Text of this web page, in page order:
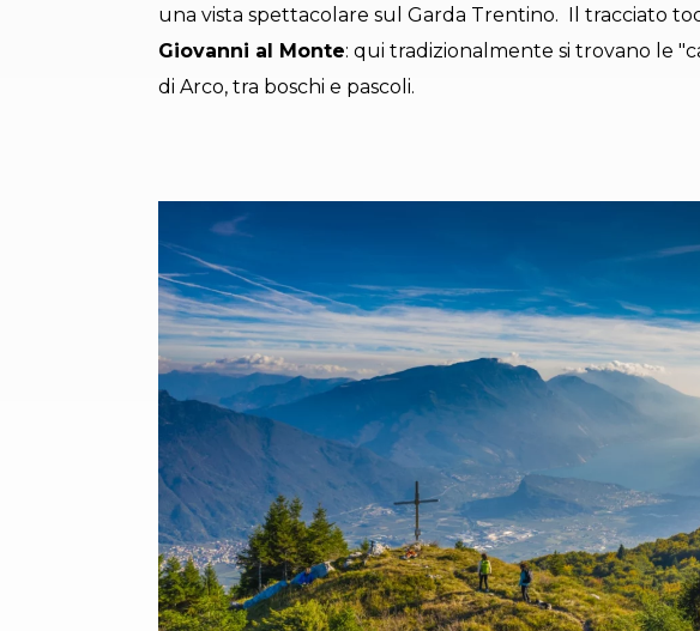
una vista spettacolare sul Garda Trentino. Il tracciato
Giovanni al Monte: qui tradizionalmente si trovano le
di Arco, tra boschi e pascoli.